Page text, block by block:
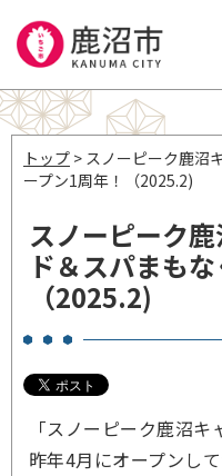
トップ > スノーピーク鹿沼
ープン1周年！（2025.2)
スノーピーク
ド＆スパまも
（2025.2)
「スノーピーク鹿沼キ
昨年4月にオープンし